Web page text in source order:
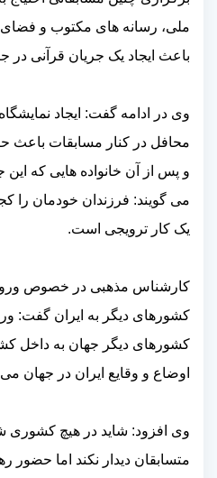
ملی، رسانه های مکتوب و فضای
باعث ایجاد یک جریان قرآنی در
وی در ادامه گفت: ایجاد
محافل در کنار مسابقات
و پس از آن خانواده هایی که
می گویند: فرزندان خودمان را
یک کار ترویجی است.
کارشناس مذهبی در خصوص ورود
کشورهای دیگر به ایران گفت:
کشورهای دیگر جهان به داخل
اوضاع و وقایع ایران در جهان می
وی افزود: شاید در هیچ
متسابقان دیدار نکند اما